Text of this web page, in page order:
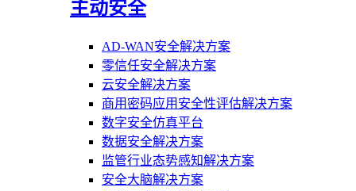
主动安全
AD-WAN安全解决方案
零信任安全解决方案
云安全解决方案
商用密码应用安全性评估解决方案
数字安全仿真平台
数据安全解决方案
监管行业态势感知解决方案
安全大脑解决方案